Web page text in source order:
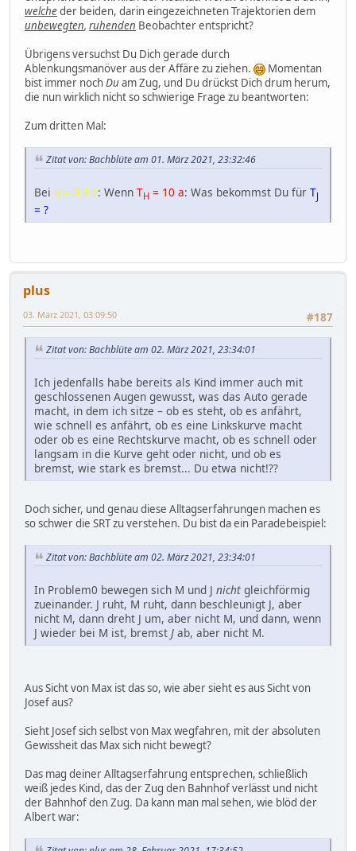
welcheder beiden, darin eingezeichneten Trajektorien dem
unbewegten, ruhenden Beobachter entspricht?
Übrigens versuchst Du Dich gerade durch
Ablenkungsmanöver aus der Affäre zu ziehen.
Momentan
bist immer nochDuam Zug, und Du drückst Dich drum herum,
die nun wirklich nicht so schwierige Frage zu beantworten:
Zum dritten Mal:
Zitat von: Bachblüte am 01. März 2021, 23:32:46
Bei u = 0,9 c: Wenn TH = 10 a: Was bekommst Du für TJ
= ?
plus
#187
03. März 2021, 03:09:50
Zitat von: Bachblüte am 02. März 2021, 23:34:01
Ich jedenfalls habe bereits als Kind immer auch mit
geschlossenen Augen gewusst, was das Auto gerade
macht, in dem ich sitze – ob es steht, ob es anfährt,
wie schnell es anfährt, ob es eine Linkskurve macht
oder ob es eine Rechtskurve macht, ob es schnell oder
langsam in die Kurve geht oder nicht, und ob es
bremst, wie stark es bremst... Du etwa nicht!??
Doch sicher, und genau diese Alltagserfahrungen machen es
so schwer die SRT zu verstehen. Du bist da ein Paradebeispiel:
Zitat von: Bachblüte am 02. März 2021, 23:34:01
In Problem0 bewegen sich M und J nicht gleichförmig
zueinander. J ruht, M ruht, dann beschleunigt J, aber
nicht M, dann dreht J um, aber nicht M, und dann, wenn
J wieder bei M ist, bremst J ab, aber nicht M.
Aus Sicht von Max ist das so, wie aber sieht es aus Sicht von
Josef aus?
Sieht Josef sich selbst von Max wegfahren, mit der absoluten
Gewissheit das Max sich nicht bewegt?
Das mag deiner Alltagserfahrung entsprechen, schließlich
weiß jedes Kind, das der Zug den Bahnhof verlässt und nicht
der Bahnhof den Zug. Da kann man mal sehen, wie blöd der
Albert war: